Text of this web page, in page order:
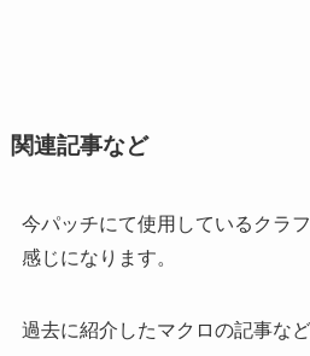
関連記事など
今パッチにて使用しているクラ
感じになります。
過去に紹介したマクロの記事など